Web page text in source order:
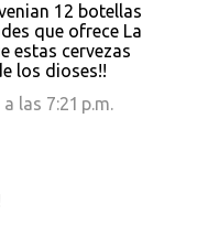
12 botellas
que ofrece La
estas cervezas
los dioses!!
las 7:21 p.m.